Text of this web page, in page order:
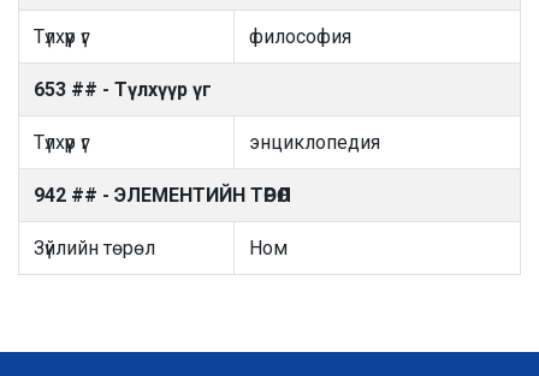
Түлхүүр үг философия
653 ## - Түлхүүр үг
Түлхүүр үг энциклопедия
942 ## - ЭЛЕМЕНТИЙН ТӨРӨЛ
Зүйлийн төрөл Ном